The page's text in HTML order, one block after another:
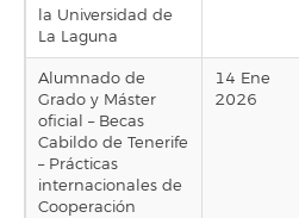
la Universidad de
La Laguna
Alumnado de
Grado y Máster
oficial – Becas
Cabildo de Tenerife
– Prácticas
internacionales de
Cooperación
14 Ene
2026